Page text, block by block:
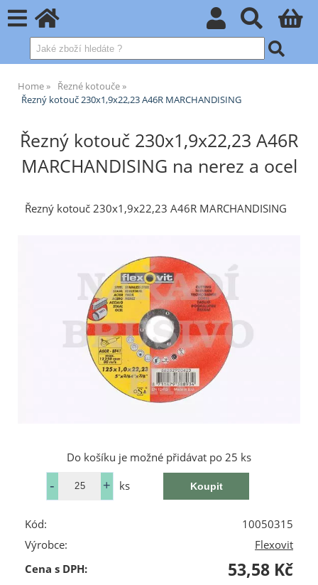
Home
Řezné kotouče
Řezný kotouč 230x1,9x22,23 A46R MARCHANDISING
Řezný kotouč 230x1,9x22,23 A46R
MARCHANDISING na nerez a ocel
Řezný kotouč 230x1,9x22,23 A46R MARCHANDISING
Do košíku je možné přidávat po 25 ks
ks
Kód:
10050315
Výrobce:
Flexovit
Cena s DPH:
53,58 Kč